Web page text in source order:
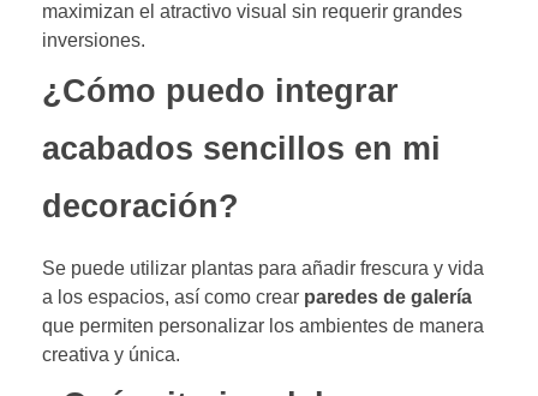
maximizan el atractivo visual sin requerir grandes
inversiones.
¿Cómo puedo integrar
acabados sencillos en mi
decoración?
Se puede utilizar plantas para añadir frescura y vida
a los espacios, así como crear paredes de galería
que permiten personalizar los ambientes de manera
creativa y única.